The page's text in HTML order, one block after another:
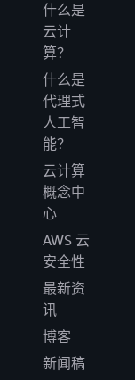
什么是
云计
算？
什么是
代理式
人工智
能？
云计算
概念中
心
AWS 云
安全性
最新资
讯
博客
新闻稿